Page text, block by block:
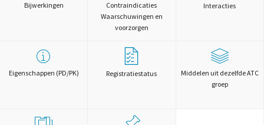
Bijwerkingen
Contraindicaties
Waarschuwingen en
voorzorgen
Interacties
Eigenschappen (PD/PK) Registratiestatus
Middelen uit dezelfde ATC
groep